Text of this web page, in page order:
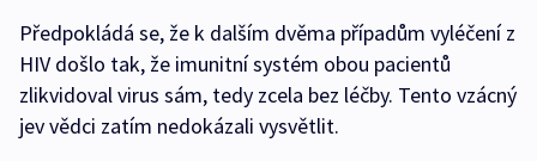
Předpokládá se, že k dalším dvěma případům vyléčení z
HIV došlo tak, že imunitní systém obou pacientů
zlikvidoval virus sám, tedy zcela bez léčby. Tento vzácný
jev vědci zatím nedokázali vysvětlit.